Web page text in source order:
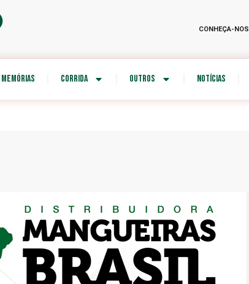
CONHEÇA-NOS
MEMÓRIAS CORRIDA OUTROS NOTÍCIAS